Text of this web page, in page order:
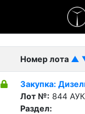
-
Номер лота ▲
Закупка:
Лот №: 844
Раздел: